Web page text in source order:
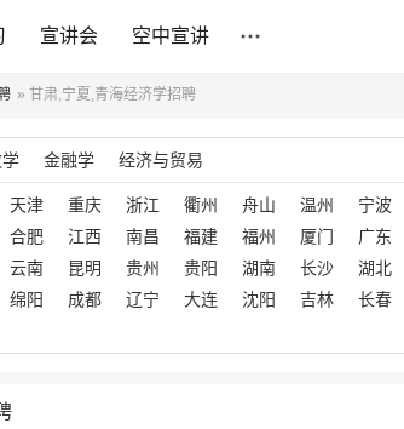
宣讲会 空中宣讲
» 甘肃,宁夏,青海经济学招聘
金融学 经济与贸易
天津 重庆 浙江 衢州 舟山 温州 宁波
合肥 江西 南昌 福建 福州 厦门 广东
云南 昆明 贵州 贵阳 湖南 长沙 湖北
绵阳 成都 辽宁 大连 沈阳 吉林 长春